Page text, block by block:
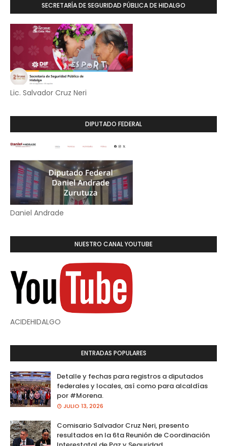
SECRETARÍA DE SEGURIDAD PÚBLICA DE HIDALGO
Lic. Salvador Cruz Neri
DIPUTADO FEDERAL
Daniel Andrade
NUESTRO CANAL YOUTUBE
ACIDEHIDALGO
ENTRADAS POPULARES
Detalle y fechas para registros a diputados
federales y locales, así como para alcaldías
por #Morena.
JULIO 13, 2026
Comisario Salvador Cruz Neri, presento
resultados en la 6ta Reunión de Coordinación